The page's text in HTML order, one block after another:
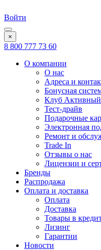
Войти
×
8 800 777 73 60
О компании
О нас
Адреса и
Бонусная
Клуб
Тест-драйв
Подарочные
Электронная
Ремонт и
Trade In
Отзывы о нас
Лицензии и
Бренды
Распродажа
Оплата и доставка
Оплата
Доставка
Товары в
Лизинг
Гарантии
Новости